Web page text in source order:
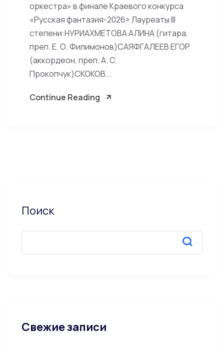
оркестра» в финале Краевого конкурса
«Русская фантазия-2026» Лауреаты III
степени:НУРИАХМЕТОВА АЛИНА (гитара,
преп. Е. О. Филимонов)САЯФГАЛЕЕВ ЕГОР
(аккордеон, преп. А. С.
Прокопчук)СКОКОВ...
Continue Reading
Поиск
Свежие записи